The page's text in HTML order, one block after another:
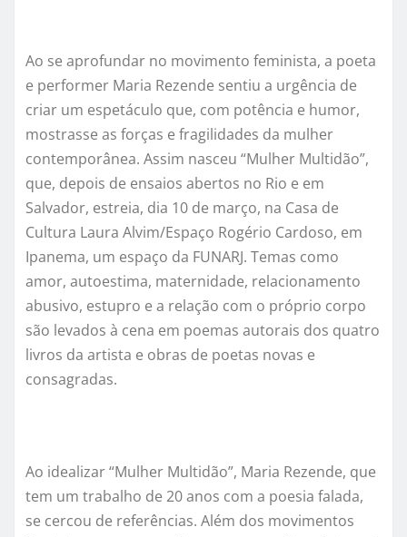
Ao se aprofundar no movimento feminista, a poeta
e performer Maria Rezende sentiu a urgência de
criar um espetáculo que, com potência e humor,
mostrasse as forças e fragilidades da mulher
contemporânea. Assim nasceu “Mulher Multidão”,
que, depois de ensaios abertos no Rio e em
Salvador, estreia, dia 10 de março, na Casa de
Cultura Laura Alvim/Espaço Rogério Cardoso, em
Ipanema, um espaço da FUNARJ. Temas como
amor, autoestima, maternidade, relacionamento
abusivo, estupro e a relação com o próprio corpo
são levados à cena em poemas autorais dos quatro
livros da artista e obras de poetas novas e
consagradas.
Ao idealizar“Mulher Multidão”, Maria Rezende, que
tem um trabalho de 20 anos com a poesia falada,
se cercou de referências. Além dos movimentos